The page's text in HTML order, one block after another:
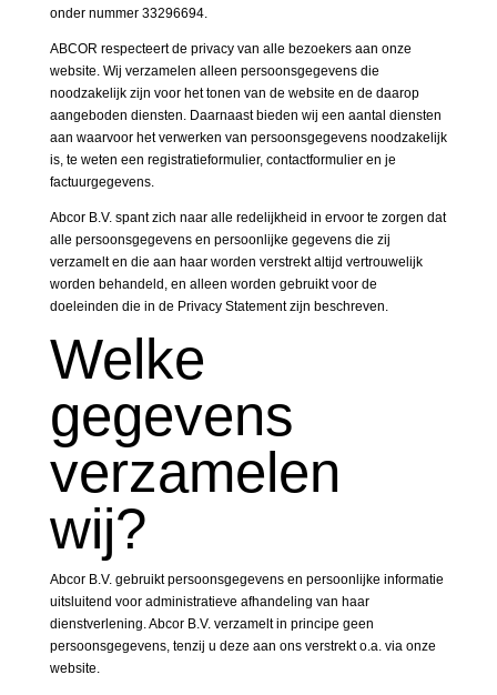
onder nummer 33296694.
ABCOR respecteert de privacy van alle bezoekers aan onze
website. Wij verzamelen alleen persoonsgegevens die
noodzakelijk zijn voor het tonen van de website en de daarop
aangeboden diensten. Daarnaast bieden wij een aantal diensten
aan waarvoor het verwerken van persoonsgegevens noodzakelijk
is, te weten een registratieformulier, contactformulier en je
factuurgegevens.
Abcor B.V. spant zich naar alle redelijkheid in ervoor te zorgen dat
alle persoonsgegevens en persoonlijke gegevens die zij
verzamelt en die aan haar worden verstrekt altijd vertrouwelijk
worden behandeld, en alleen worden gebruikt voor de
doeleinden die in de Privacy Statement zijn beschreven.
Welke
gegevens
verzamelen
wij?
Abcor B.V. gebruikt persoonsgegevens en persoonlijke informatie
uitsluitend voor administratieve afhandeling van haar
dienstverlening. Abcor B.V. verzamelt in principe geen
persoonsgegevens, tenzij u deze aan ons verstrekt o.a. via onze
website.